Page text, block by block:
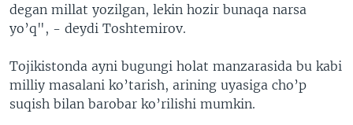
degan millat yozilgan, lekin hozir bunaqa narsa
yo’q", - deydi Toshtemirov.
Tojikistonda ayni bugungi holat manzarasida bu kabi
milliy masalani ko’tarish, arining uyasiga cho’p
suqish bilan barobar ko’rilishi mumkin.